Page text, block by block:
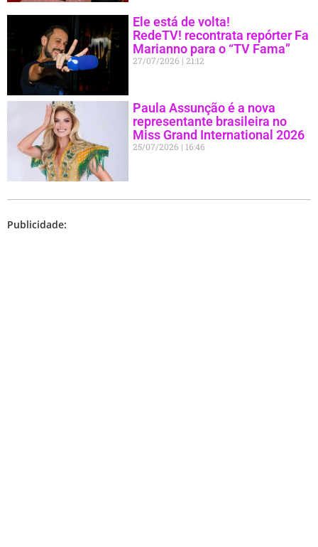
Ele está de volta!
RedeTV! recontrata repórter Fa
Marianno para o “TV Fama”
27/07/2026 21:12
Paula Assunção é a nova
representante brasileira no
Miss Grand International 2026
25/07/2026 16:46
Publicidade: